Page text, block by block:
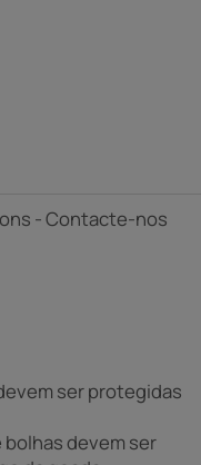
- Contacte-nos
ser protegidas
devem ser